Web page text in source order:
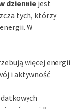
dziennie jest
tych, którzy
W
więcej energii
i aktywność